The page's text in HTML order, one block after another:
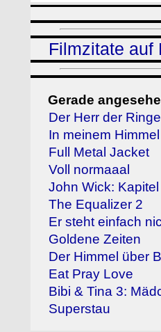
Filmzitate auf
Gerade
Der Herr der
In meinem Himmel
Full Metal Jacket
Voll normaaal
John Wick: Kapitel
The Equalizer 2
Er steht einfach
Goldene Zeiten
Der Himmel über
Eat Pray Love
Bibi & Tina 3:
Superstau